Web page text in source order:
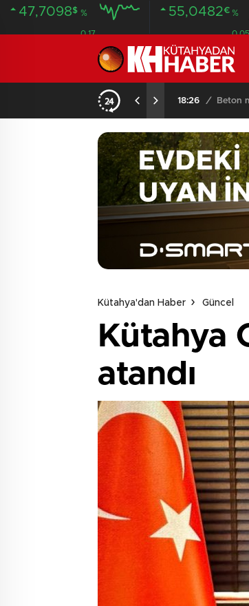
47,7098$ %
0.17
55,0482€ %
0.05
14:35 /
Kütahya'dan Haber Güncel
Kütahya
atandı